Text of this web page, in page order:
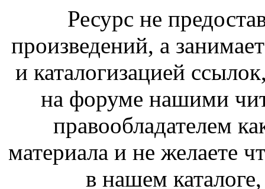
Ресурс не
произведений, а
и каталогизацией
на форуме нашими
правообладателем
материала и не желаете
в нашем